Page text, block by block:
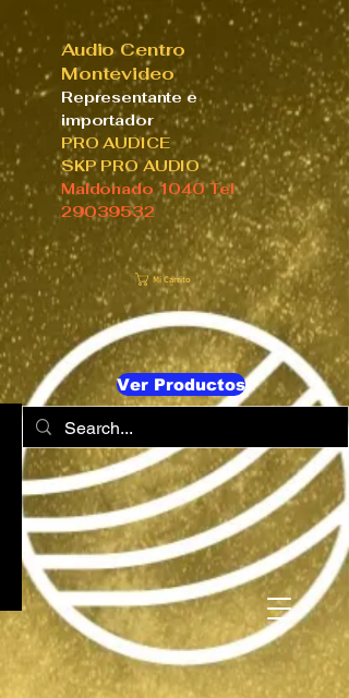
Audio Centro
Montevideo
Representante e
importador
PRO AUDICE
SKP PRO AUDIO
Maldonado 1040 Tel
29039532
Mi Carrito
Ver Productos